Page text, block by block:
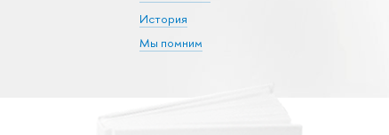
История
Мы помним